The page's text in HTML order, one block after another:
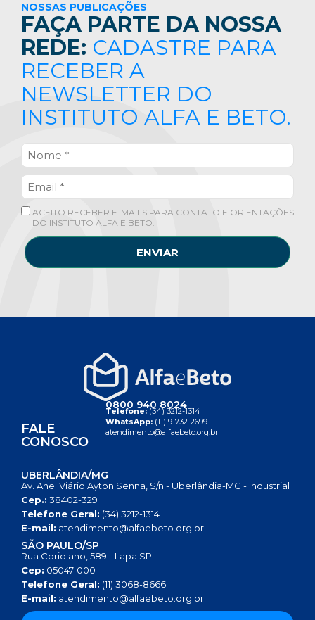
NOSSAS PUBLICAÇÕES
FAÇA PARTE DA NOSSA
REDE: CADASTRE PARA
RECEBER A
NEWSLETTER DO
INSTITUTO ALFA E BETO.
ACEITO RECEBER E-MAILS PARA CONTATO E ORIENTAÇÕES
DO INSTITUTO ALFA E BETO.
ENVIAR
FALE
CONOSCO
0800 940 8024
Telefone:(34) 3212-1314
WhatsApp: (11) 91732-2699
atendimento@alfaebeto.org.br
UBERLÂNDIA/MG
Av. Anel Viário Ayton Senna, S/n - Uberlândia-MG - Industrial
Cep.: 38402-329
Telefone Geral: (34) 3212-1314
E-mail: atendimento@alfaebeto.org.br
SÃO PAULO/SP
Rua Coriolano, 589 - Lapa SP
Cep: 05047-000
Telefone Geral: (11) 3068-8666
E-mail: atendimento@alfaebeto.org.br